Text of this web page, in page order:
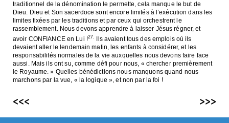
traditionnel de la dénomination le permette, cela manque le but de
Dieu. Dieu et Son sacerdoce sont encore limités à l’exécution dans les
limites fixées par les traditions et par ceux qui orchestrent le
rassemblement. Nous devons apprendre à laisser Jésus régner, et
avoir CONFIANCE en Lui !27.
Ils avaient tous des emplois où ils
devaient aller le lendemain matin, les enfants à considérer, et les
responsabilités normales de la vie auxquelles nous devons faire face
aussi. Mais ils ont su, comme défi pour nous, « chercher premièrement
le Royaume. » Quelles bénédictions nous manquons quand nous
marchons par la vue, « la logique », et non par la foi !
<<< >>>